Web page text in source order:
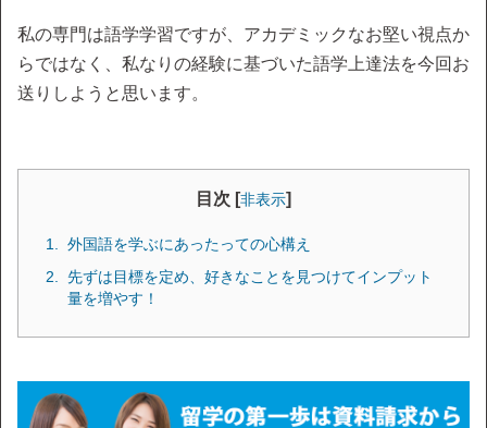
私の専門は語学学習ですが、アカデミックなお堅い視点か
らではなく、私なりの経験に基づいた語学上達法を今回お
送りしようと思います。
目次 [非表示]
外国語を学ぶにあったっての心構え
先ずは目標を定め、好きなことを見つけてインプット
量を増やす！